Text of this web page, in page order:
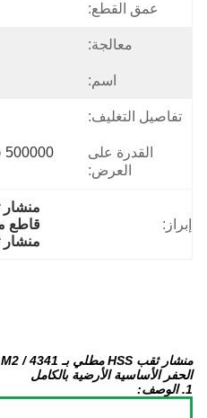
عمق القطع:
معالجة:
اسم:
تفاصيل التغليف:
القدرة على
العرض:
إبراز:
منشار
قاطع
منشار
الحفر الأساسية الأرضية بالكامل